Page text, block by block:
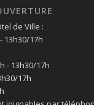
de Ville :
13h30/17h
- 13h30/17h
17h